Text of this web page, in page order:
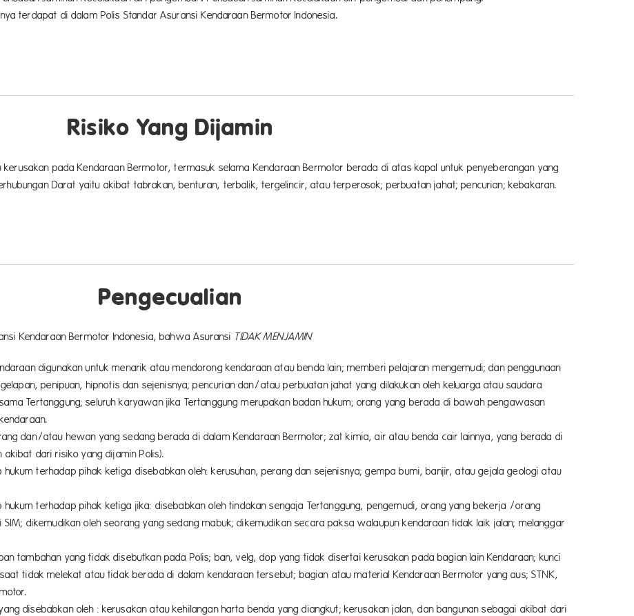
terdapat di dalam Polis Standar Asuransi Kendaraan Bermotor Indonesia.
Risiko Yang Dijamin
pada Kendaraan Bermotor, termasuk selama Kendaraan Bermotor berada di atas kapal untuk penyeberangan yang
Darat yaitu akibat tabrakan, benturan, terbalik, tergelincir, atau terperosok; perbuatan jahat; pencurian; kebakaran.
Pengecualian
Kendaraan Bermotor Indonesia, bahwa Asuransi TIDAK MENJAMIN
digunakan untuk menarik atau mendorong kendaraan atau benda lain; memberi pelajaran mengemudi; dan penggunaan
penipuan, hipnotis dan sejenisnya; pencurian dan/atau perbuatan jahat yang dilakukan oleh keluarga atau saudara
Tertanggung; seluruh karyawan jika Tertanggung merupakan badan hukum; orang yang berada di bawah pengawasan
dan/atau hewan yang sedang berada di dalam Kendaraan Bermotor; zat kimia, air atau benda cair lainnya, yang berada di
dari risiko yang dijamin Polis).
terhadap pihak ketiga disebabkan oleh: kerusuhan, perang dan sejenisnya; gempa bumi, banjir, atau gejala geologi atau
terhadap pihak ketiga jika: disebabkan oleh tindakan sengaja Tertanggung, pengemudi, orang yang bekerja /orang
dikemudikan oleh seorang yang sedang mabuk; dikemudikan secara paksa walaupun kendaraan tidak laik jalan; melanggar
tambahan yang tidak disebutkan pada Polis; ban, velg, dop yang tidak disertai kerusakan pada bagian lain Kendaraan; kunci
tidak melekat atau tidak berada di dalam kendaraan tersebut; bagian atau material Kendaraan Bermotor yang aus; STNK,
disebabkan oleh : kerusakan atau kehilangan harta benda yang diangkut; kerusakan jalan, dan bangunan sebagai akibat dari